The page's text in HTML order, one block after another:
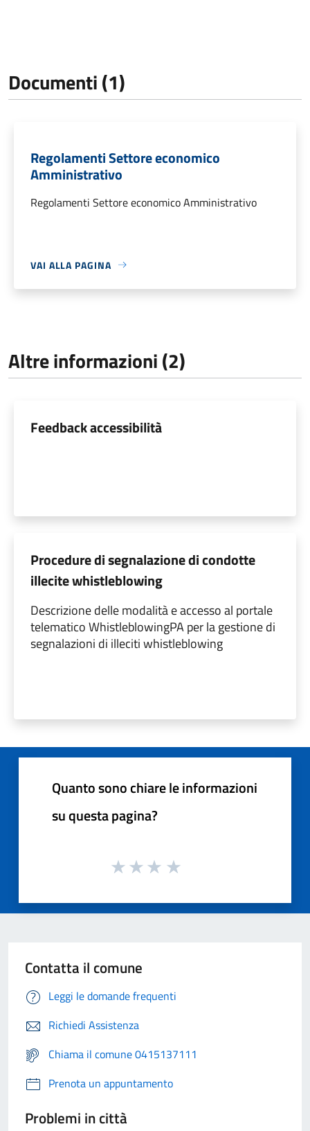
Documenti (1)
Regolamenti Settore economico
Amministrativo
Regolamenti Settore economico Amministrativo
VAI ALLA PAGINA
Altre informazioni (2)
Feedback accessibilità
Procedure di segnalazione di condotte
illecite whistleblowing
Descrizione delle modalità e accesso al portale
telematico WhistleblowingPA per la gestione di
segnalazioni di illeciti whistleblowing
Quanto sono chiare le informazioni
su questa pagina?
Contatta il comune
Leggi le domande frequenti
Richiedi Assistenza
Chiama il comune 0415137111
Prenota un appuntamento
Problemi in città